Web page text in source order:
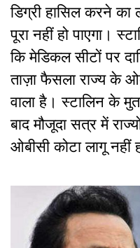
डिग्री हासिल करने का
पूरा नहीं हो पाएगा।
कि मेडिकल सीटों पर
ताज़ा फैसला राज्य के
वाला है। स्टालिन के
बाद मौजूदा सत्र में
ओबीसी कोटा लागू नहीं